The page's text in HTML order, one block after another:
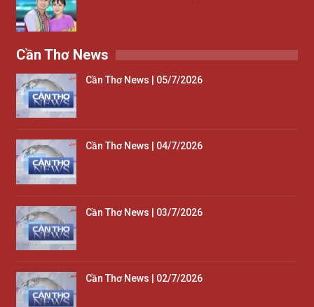
Cần Thơ News
Cần Thơ News | 05/7/2026
Cần Thơ News | 04/7/2026
Cần Thơ News | 03/7/2026
Cần Thơ News | 02/7/2026